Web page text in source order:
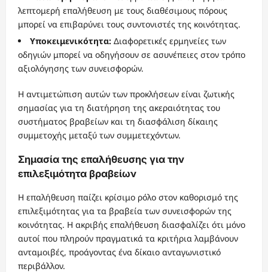
λεπτομερή επαλήθευση με τους διαθέσιμους πόρους
μπορεί να επιβαρύνει τους συντονιστές της κοινότητας.
Υποκειμενικότητα: Διαφορετικές ερμηνείες των
οδηγιών μπορεί να οδηγήσουν σε ασυνέπειες στον τρόπο
αξιολόγησης των συνεισφορών.
Η αντιμετώπιση αυτών των προκλήσεων είναι ζωτικής
σημασίας για τη διατήρηση της ακεραιότητας του
συστήματος βραβείων και τη διασφάλιση δίκαιης
συμμετοχής μεταξύ των συμμετεχόντων.
Σημασία της επαλήθευσης για την
επιλεξιμότητα βραβείων
Η επαλήθευση παίζει κρίσιμο ρόλο στον καθορισμό της
επιλεξιμότητας για τα βραβεία των συνεισφορών της
κοινότητας. Η ακριβής επαλήθευση διασφαλίζει ότι μόνο
αυτοί που πληρούν πραγματικά τα κριτήρια λαμβάνουν
ανταμοιβές, προάγοντας ένα δίκαιο ανταγωνιστικό
περιβάλλον.